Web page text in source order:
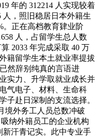
年的 312214 人实现较着
人，照旧稳居日本外籍生
。正在高档教育肄业阶
人，占留学生总人数
2033 年完成采取 40 万
籍留学生本土就业率提拔
然辞别纯真的言语进
实力、升学取就业成长并
气电子、材料、生命科
子赴日深制的支流选择。
境外务工人员总数冲破
吸纳外籍员工的企业机构
新汗青记实。此中专业手